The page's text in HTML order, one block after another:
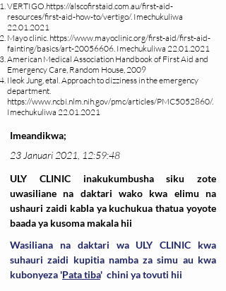
VERTIGO.https://alscofirstaid.com.au/first-aid-
resources/first-aid-how-to/vertigo/. Imechukuliwa
22.01.2021
Mayo clinic. https://www.mayoclinic.org/first-aid/first-aid-
fainting/basics/art-20056606. Imechukuliwa 22.01.2021
American Medical Association Handbook of First Aid and
Emergency Care, Random House, 2009
Ileok Jung, etal. Approach to dizziness in the emergency
department.
https://www.ncbi.nlm.nih.gov/pmc/articles/PMC5052860/.
Imechukuliwa 22.01.2021
Imeandikwa;
23 Januari 2021, 12:59:48
ULY CLINIC inakukumbusha siku zote
uwasiliane na daktari wako kwa elimu na
ushauri zaidi kabla ya kuchukua thatua yoyote
baada ya kusoma makala hii
Wasiliana na daktari wa ULY CLINIC kwa
suhauri zaidi kupitia namba za simu au kwa
kubonyeza 'Pata tiba' chini ya tovuti hii